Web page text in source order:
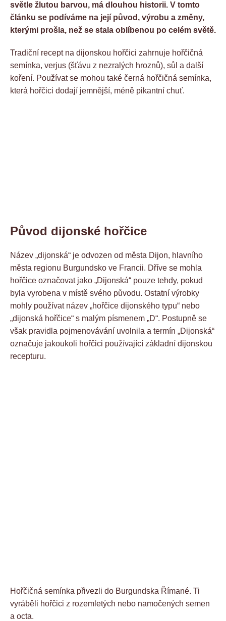
světle žlutou barvou, má dlouhou historii. V tomto
článku se podíváme na její původ, výrobu a změny,
kterými prošla, než se stala oblíbenou po celém světě.
Tradiční recept na dijonskou hořčici zahrnuje hořčičná
semínka, verjus (šťávu z nezralých hroznů), sůl a další
koření. Používat se mohou také černá hořčičná semínka,
která hořčici dodají jemnější, méně pikantní chuť.
Původ dijonské hořčice
Název „dijonská“ je odvozen od města Dijon, hlavního
města regionu Burgundsko ve Francii. Dříve se mohla
hořčice označovat jako „Dijonská“ pouze tehdy, pokud
byla vyrobena v místě svého původu. Ostatní výrobky
mohly používat název „hořčice dijonského typu“ nebo
„dijonská hořčice“ s malým písmenem „D“. Postupně se
však pravidla pojmenovávání uvolnila a termín „Dijonská“
označuje jakoukoli hořčici používající základní dijonskou
recepturu.
Hořčičná semínka přivezli do Burgundska Římané. Ti
vyráběli hořčici z rozemletých nebo namočených semen
a octa.